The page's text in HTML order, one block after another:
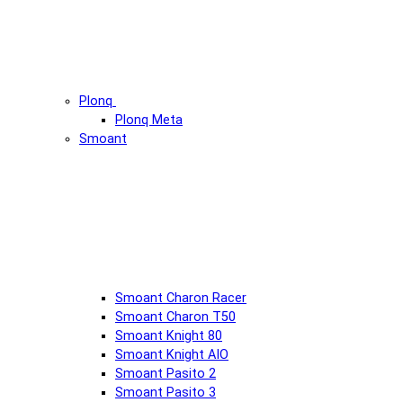
Plonq
Plonq Meta
Smoant
Smoant Charon Racer
Smoant Charon T50
Smoant Knight 80
Smoant Knight AIO
Smoant Pasito 2
Smoant Pasito 3